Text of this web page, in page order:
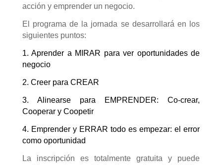
acción y emprender un negocio.
El programa de la jornada se desarrollará en los
siguientes puntos:
1. Aprender a MIRAR para ver oportunidades de
negocio
2. Creer para CREAR
3. Alinearse para EMPRENDER: Co-crear,
Cooperar y Coopetir
4. Emprender y ERRAR todo es empezar: el error
como oportunidad
La inscripción es totalmente gratuita y puede